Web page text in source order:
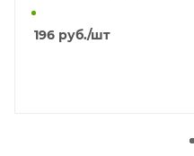
Spray коричнево-
красный 400мл
196 руб./шт